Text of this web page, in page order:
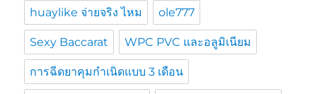
huaylike จ่ายจริง ไหม ole777
Sexy Baccarat WPC PVC และอลูมิเนียม
การฉีดยาคุมกำเนิดแบบ 3 เดือน